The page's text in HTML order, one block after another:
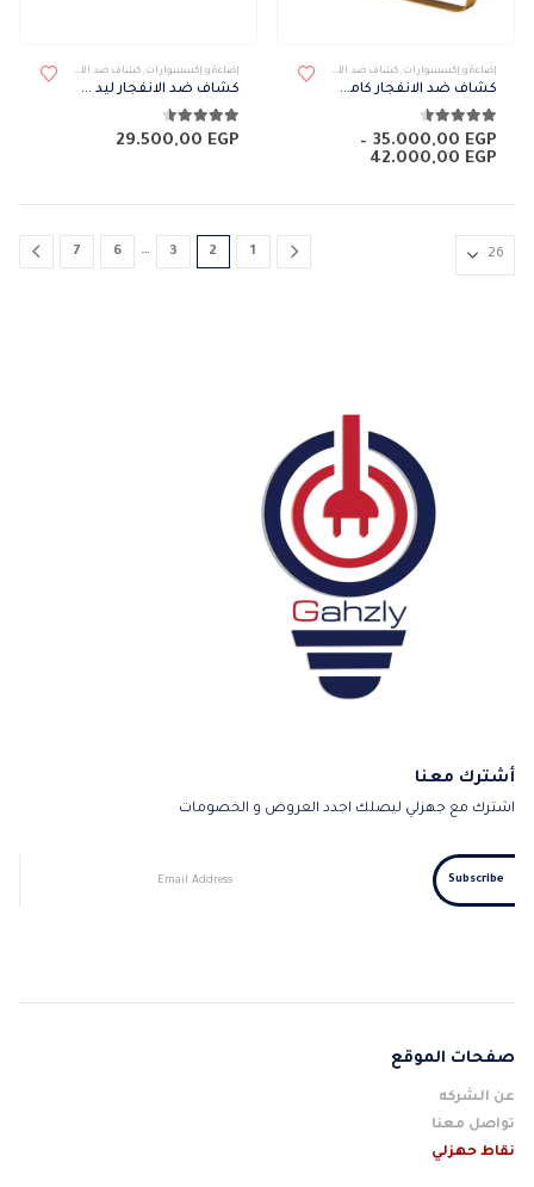
العديد
من
الأشكال
المختلفة
يمكن
اختيار
إضاءة و إكسسوارات , كشاف ضد الأنفجار ,كشافات كشافات خارجى
كشاف ضد الانفجار كامل باللمبة
4.46من 5
35.000,00 EGP
–
42.000,00 EGP
إضاءة و إكسسوارات , كشاف ضد الأنفجار ,كشافات
كشاف ضد الانفجار ليد 200 وات
4.50من 5
29.500,00 EGP
1
2
3
…
6
7
أشترك معنا
اشترك مع جهزلي ليصلك اجدد العروض و الخصومات
صفحات الموقع
عن الشركه
تواصل معنا
نقاط حهزلي